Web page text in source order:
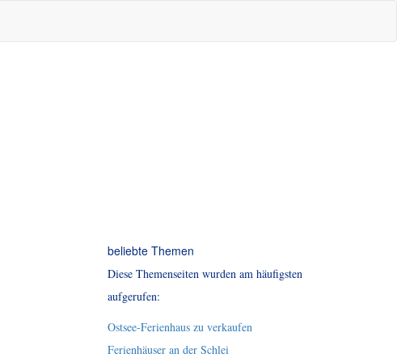
beliebte Themen
Diese Themenseiten wurden am häufigsten
aufgerufen:
Ostsee-Ferienhaus zu verkaufen
Ferienhäuser an der Schlei